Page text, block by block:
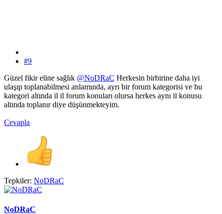
#9
Güzel fikir eline sağlık @NoDRaC Herkesin birbirine daha iyi
ulaşıp toplanabilmesi anlamında, ayrı bir forum kategorisi ve bu
kategori altında il il forum konuları olursa herkes aynı il konusu
altında toplanır diye düşünmekteyim.
Cevapla
Tepkiler: NoDRaC
NoDRaC